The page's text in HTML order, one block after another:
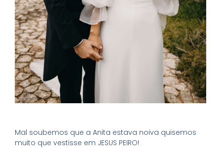
Mal soubemos que a Anita estava noiva quisemos
muito que vestisse em JESUS PEIRO!